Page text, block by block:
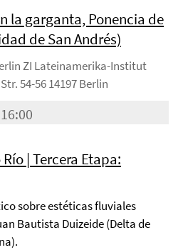
la garganta, Ponencia de
de San Andrés)
ZI Lateinamerika-Institut
54-56 14197 Berlin
| Tercera Etapa:
sobre estéticas fluviales
Bautista Duizeide (Delta de